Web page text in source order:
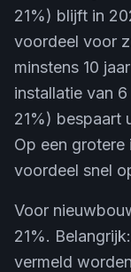
21%) blijft in
voordeel voor
minstens 10
installatie van
21%) bespaart
Op een grotere
voordeel snel
Voor
21%.
vermeld